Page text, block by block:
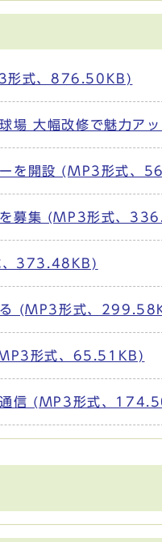
形式、876.50KB)
球場 大幅改修で魅力
ーを開設 (MP3形式、
を募集 (MP3形式、
、373.48KB)
る (MP3形式、
形式、65.51KB)
通信 (MP3形式、